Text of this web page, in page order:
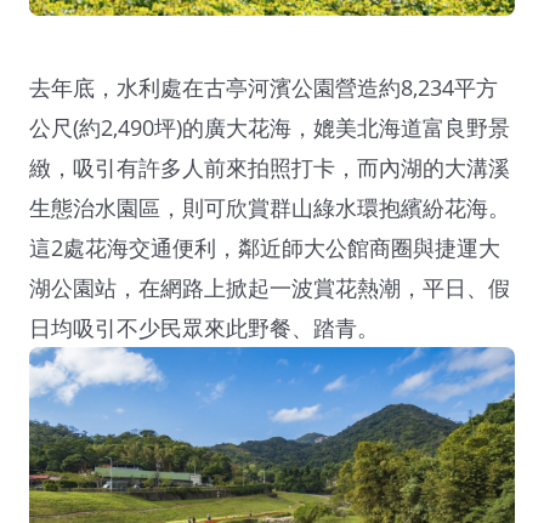
去年底，水利處在古亭河濱公園營造約8,234平方
公尺(約2,490坪)的廣大花海，媲美北海道富良野景
緻，吸引有許多人前來拍照打卡，而內湖的大溝溪
生態治水園區，則可欣賞群山綠水環抱繽紛花海。
這2處花海交通便利，鄰近師大公館商圈與捷運大
湖公園站，在網路上掀起一波賞花熱潮，平日、假
日均吸引不少民眾來此野餐、踏青。